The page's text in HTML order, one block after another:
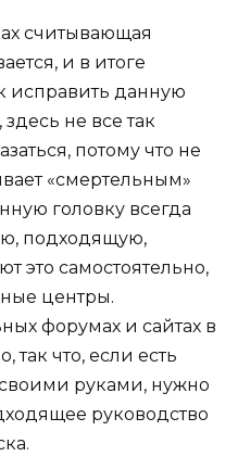
считывающая
и в итоге
исправить данную
не все так
потому что не
«смертельным»
головку всегда
подходящую,
это самостоятельно,
центры.
форумах и сайтах в
так что, если есть
руками, нужно
руководство